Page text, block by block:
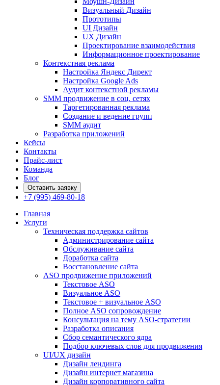
Визуальный Дизайн
Прототипы
UI Дизайн
UX Дизайн
Проектирование взаимодействия
Информационное проектирование
Контекстная реклама
Настройка Яндекс Директ
Настройка Google Ads
Аудит контекстной рекламы
SMM продвижение в соц. сетях
Таргетированная реклама
Создание и ведение групп
SMM аудит
Разработка приложений
Кейсы
Контакты
Прайс-лист
Команда
Блог
Оставить заявку
+7 (995) 469-80-18
Главная
Услуги
Техническая поддержка сайтов
Администрирование сайта
Обслуживание сайта
Доработка сайта
Восстановление сайта
ASO продвижение приложений
Текстовое ASO
Визуальное ASO
Текстовое + визуальное ASO
Полное ASO сопровождение
Консультация на тему АSO-стратегии
Разработка описания
Сбор семантического ядра
Подбор ключевых слов для продвижения
UI/UX дизайн
Дизайн лендинга
Дизайн интернет магазина
Дизайн корпоративного сайта